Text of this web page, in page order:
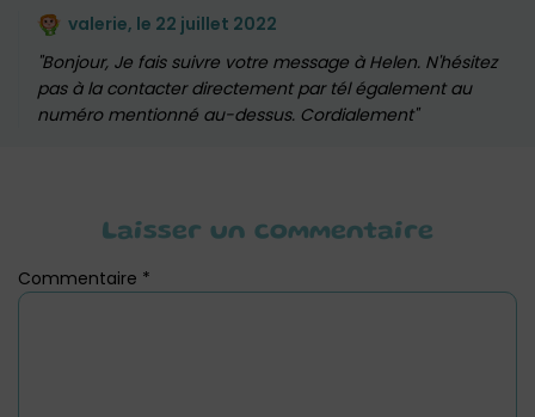
valerie, le 22 juillet 2022
Bonjour, Je fais suivre votre message à Helen. N'hésitez
pas à la contacter directement par tél également au
numéro mentionné au-dessus. Cordialement
Laisser un commentaire
Commentaire *